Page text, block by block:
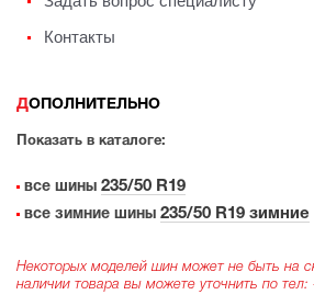
Контакты
ДОПОЛНИТЕЛЬНО
Показать в каталоге:
все шины 235/50 R19
все зимние шины 235/50 R19 зимние
Некоторых моделей шин может не быть на
наличии товара вы можете уточнить по тел: